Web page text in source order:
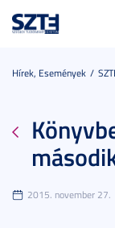
Hírek, Események
2015. november 27.